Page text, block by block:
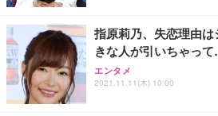
指原莉乃、失恋理由
きな人が引いちゃって
エンタメ
2021.11.11(木) 10:00